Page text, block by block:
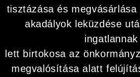
tisztázása és
akadályok leküzdése
ingatlannak
lett birtokosa az
megvalósítása alatt